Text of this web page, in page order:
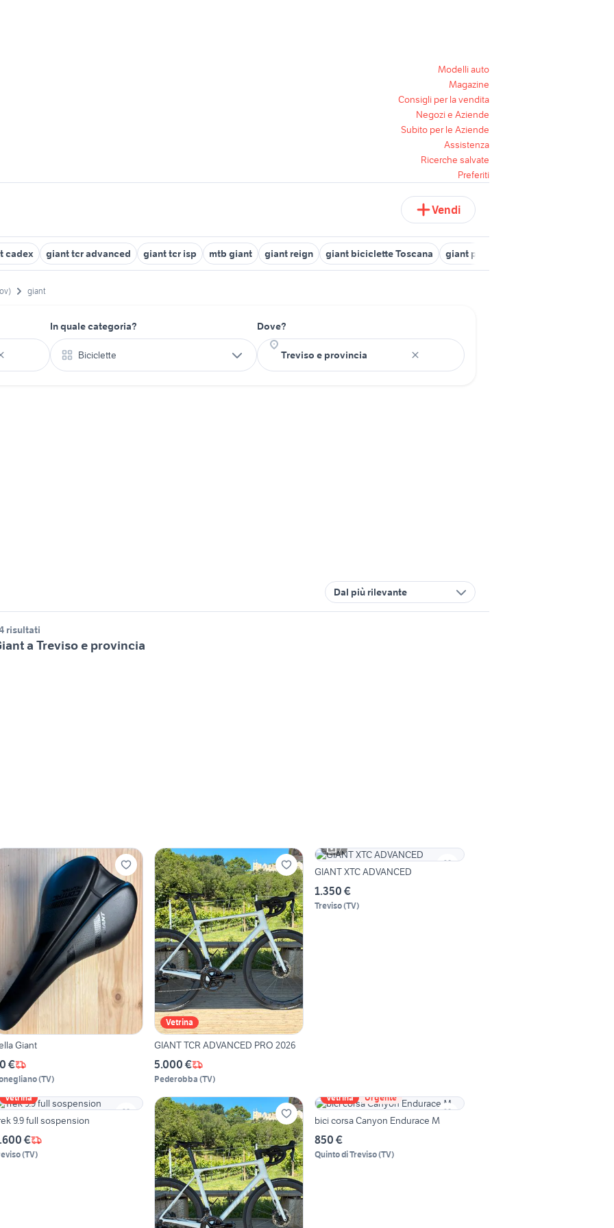
Modelli auto
Magazine
Consigli per la vendita
Negozi e Aziende
Subito per le Aziende
Assistenza
Ricerche salvate
Preferiti
Vendi
cadex giant tcr advanced giant tcr isp mtb giant giant reign giant biciclette Toscana giant propel 2023
giant
In quale categoria?
Biciclette
Dove?
Dal più rilevante
risultati
a Treviso e provincia
Giant
€
(TV)
Vetrina
GIANT TCR ADVANCED PRO 2026
5.000 €
Pederobba (TV)
7
GIANT XTC ADVANCED
1.350 €
Treviso(TV)
Vetrina
9.9 full sospension
€
(TV)
Vetrina Urgente
bici corsa Canyon Endurace M
850 €
Quinto di Treviso(TV)